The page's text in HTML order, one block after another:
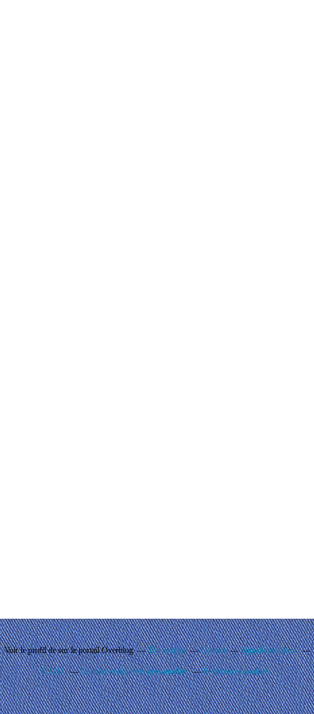
Voir le profil desur le portail Overblog Top articles Contact Signaler un abus
C.G.U. Cookies et données personnelles Préférences cookies